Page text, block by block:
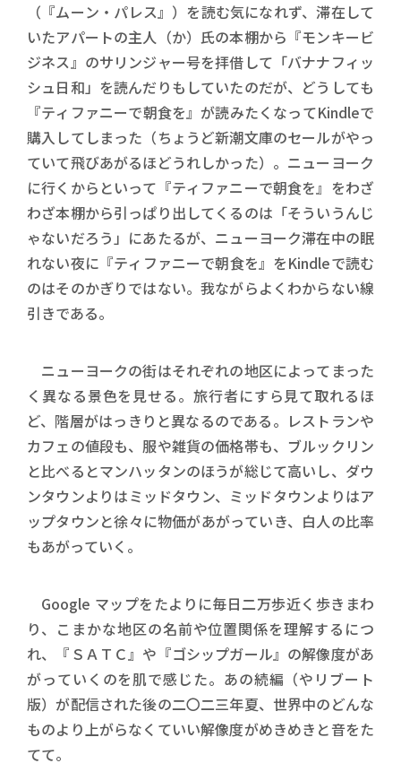
（『ムーン・パレス』）を読む気になれず、滞在して
いたアパートの主人（か）氏の本棚から『モンキービ
ジネス』のサリンジャー号を拝借して「バナナフィッ
シュ日和」を読んだりもしていたのだが、どうしても
『ティファニーで朝食を』が読みたくなってKindleで
購入してしまった（ちょうど新潮文庫のセールがやっ
ていて飛びあがるほどうれしかった）。ニューヨーク
に行くからといって『ティファニーで朝食を』をわざ
わざ本棚から引っぱり出してくるのは「そういうんじ
ゃないだろう」にあたるが、ニューヨーク滞在中の眠
れない夜に『ティファニーで朝食を』をKindleで読む
のはそのかぎりではない。我ながらよくわからない線
引きである。
ニューヨークの街はそれぞれの地区によってまった
く異なる景色を見せる。旅行者にすら見て取れるほ
ど、階層がはっきりと異なるのである。レストランや
カフェの値段も、服や雑貨の価格帯も、ブルックリン
と比べるとマンハッタンのほうが総じて高いし、ダウ
ンタウンよりはミッドタウン、ミッドタウンよりはア
ップタウンと徐々に物価があがっていき、白人の比率
もあがっていく。
Google マップをたよりに毎日二万歩近く歩きまわ
り、こまかな地区の名前や位置関係を理解するにつ
れ、『ＳＡＴＣ』や『ゴシップガール』の解像度があ
がっていくのを肌で感じた。あの続編（やリブート
版）が配信された後の二〇二三年夏、世界中のどんな
ものより上がらなくていい解像度がめきめきと音をた
てて。